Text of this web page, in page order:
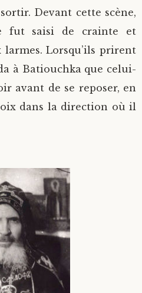
Devant cette scène,
fut saisi de crainte et
larmes. Lorsqu’ils prirent
à Batiouchka que celui-
avant de se reposer, en
dans la direction où il